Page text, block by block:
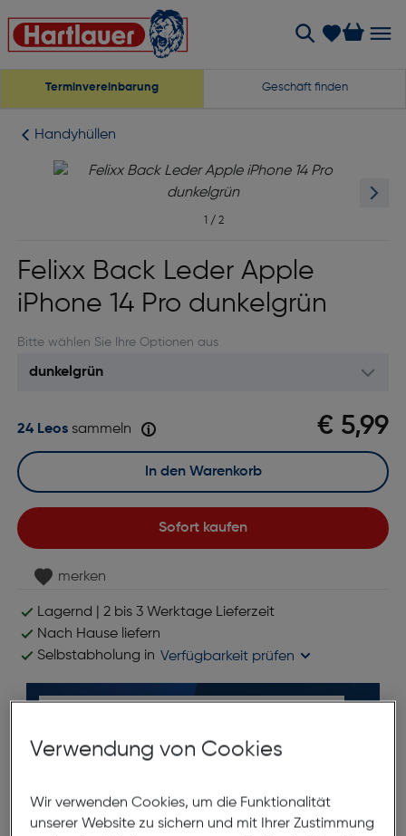
Terminvereinbarung Geschäft finden
Handyhüllen
1 / 2
Felixx Back Leder Apple
iPhone 14 Pro dunkelgrün
Bitte wählen Sie Ihre Optionen aus
€ 5,99
24 Leossammeln
Sofort kaufen
In den Warenkorb
merken
Lagernd | 2 bis 3 Werktage Lieferzeit
Nach Hause liefern
Selbstabholung in Verfügbarkeit prüfen
Verwendung von Cookies
Wir verwenden Cookies, um die Funktionalität
unserer Website zu sichern und mit Ihrer Zustimmung